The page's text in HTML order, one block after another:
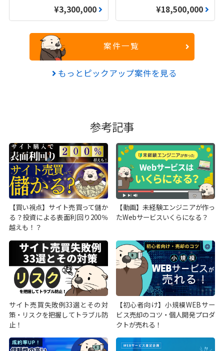
¥3,300,000 ¥18,500,000
案件一覧
もっとピックアップ案件を見る
参考記事
【買い視点】サイト売買って儲か
る？投資による表面利回り200％
越えも！？
【動画】未経験エンジニアが作っ
たWebサービスいくらになる？
サイト売買失敗例33選とその対
策・リスクを把握してトラブル防
止！
【初心者向け】小規模WEBサー
ビス売却のコツ・個人開発プロダ
クトが売れる！